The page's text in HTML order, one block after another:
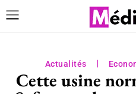
Actualités
Cette usine